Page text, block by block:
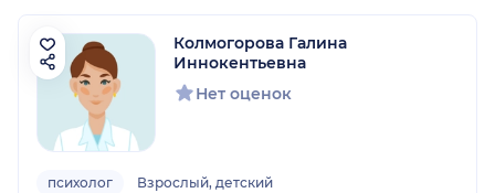
Колмогорова Галина
Иннокентьевна
Нет оценок
психолог Взрослый, детский